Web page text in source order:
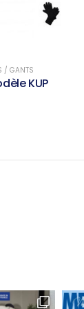
/ GANTS
KUP